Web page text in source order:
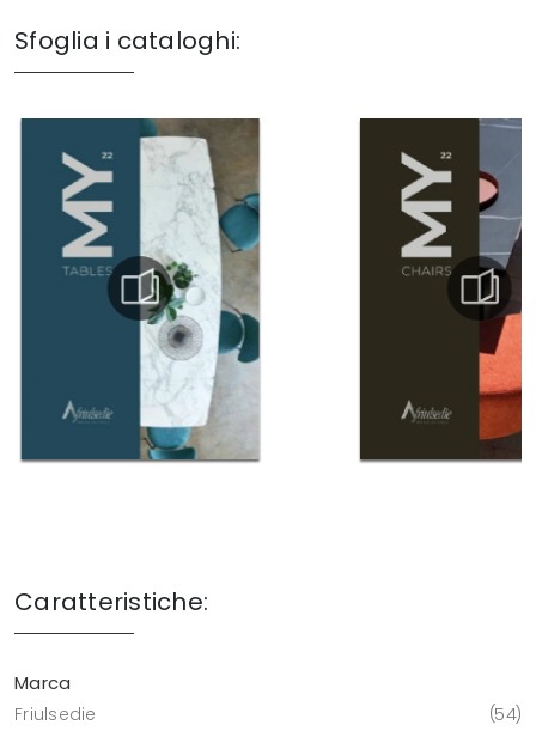
Sfoglia i cataloghi:
Caratteristiche:
Marca
Friulsedie 54